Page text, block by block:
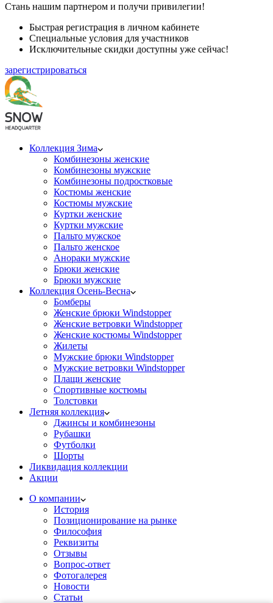
Стань нашим партнером и получи привилегии!
Быстрая регистрация в личном кабинете
Специальные условия для участников
Исключительные скидки доступны уже сейчас!
зарегистрироваться
Коллекция Зима
Комбинезоны женские
Комбинезоны мужские
Комбинезоны подростковые
Костюмы женские
Костюмы мужские
Куртки женские
Куртки мужские
Пальто мужское
Пальто женское
Анораки мужские
Брюки женские
Брюки мужские
Коллекция Осень-Весна
Бомберы
Женские брюки Windstopper
Женские ветровки Windstopper
Женские костюмы Windstopper
Жилеты
Мужские брюки Windstopper
Мужские ветровки Windstopper
Плащи женские
Спортивные костюмы
Толстовки
Летняя коллекция
Джинсы и комбинезоны
Рубашки
Футболки
Шорты
Ликвидация коллекции
Акции
О компании
История
Позиционирование на рынке
Философия
Реквизиты
Отзывы
Вопрос-ответ
Фотогалерея
Новости
Статьи